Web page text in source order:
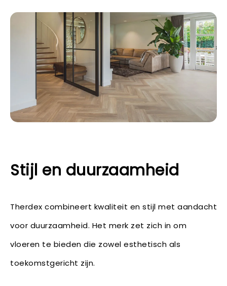
Stijl en duurzaamheid
Therdex combineert kwaliteit en stijl met aandacht
voor duurzaamheid. Het merk zet zich in om
vloeren te bieden die zowel esthetisch als
toekomstgericht zijn.